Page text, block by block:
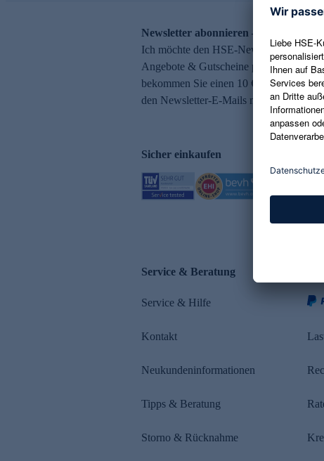
Newsletter abonnieren – 10 €
Ich möchte den HSE-Newsletter
Angebote & Gutscheine per E-Mail
bekommen Sie einen 10 € Gutschein.
den Newsletter-E-Mails möglich.
Sicher einkaufen
Service & Beratung
Service & Hilfe
Kontakt
Neukundeninformationen
Tipps & Beratung
Storno & Rücknahme